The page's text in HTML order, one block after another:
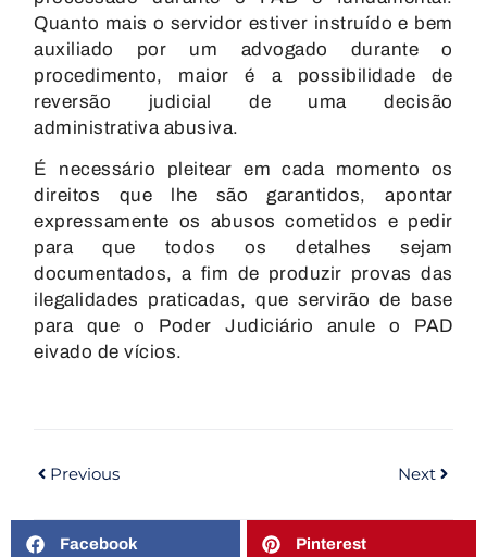
Quanto mais o servidor estiver instruído e bem
auxiliado por um advogado durante o
procedimento, maior é a possibilidade de
reversão judicial de uma decisão
administrativa abusiva.
É necessário pleitear em cada momento os
direitos que lhe são garantidos, apontar
expressamente os abusos cometidos e pedir
para que todos os detalhes sejam
documentados, a fim de produzir provas das
ilegalidades praticadas, que servirão de base
para que o Poder Judiciário anule o PAD
eivado de vícios.
Previous Next
Facebook Pinterest